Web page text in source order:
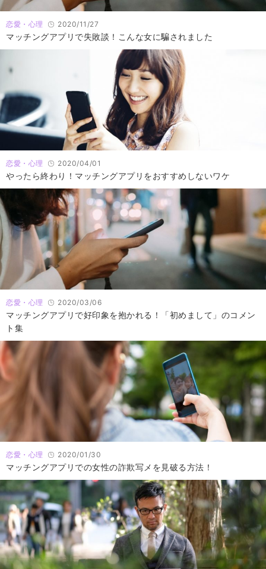
恋愛・心理 2020/11/27
マッチングアプリで失敗談！こんな女に騙されました
恋愛・心理 2020/04/01
やったら終わり！マッチングアプリをおすすめしないワケ
恋愛・心理 2020/03/06
マッチングアプリで好印象を抱かれる！「初めまして」のコメン
ト集
恋愛・心理 2020/01/30
マッチングアプリでの女性の詐欺写メを見破る方法！